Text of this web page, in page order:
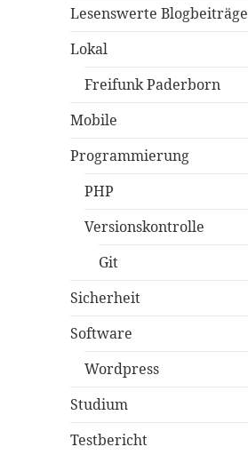
Lesenswerte Blogbeiträge
Lokal
Freifunk Paderborn
Mobile
Programmierung
PHP
Versionskontrolle
Git
Sicherheit
Software
Wordpress
Studium
Testbericht